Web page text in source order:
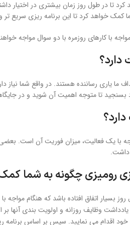
تا در طول روز زمان بیشتری در اختیار
کمک خواهد کرد تا این برنامه ریزی سریع
با کارهای روزمره با دو سوال مواجه
دارد؟
ما یاری رساننده هستند. در واقع شما نیاز
بسنجید تا متوجه اهمیت آن شوید و در
با یک فعالیت، میزان فوریت آن است. بعضی
داشت.
رومیزی چگونه به شما
روز بسیار اتفاق افتاده باشد که هنگام
یادداشت وظایف روزانه و اولویت بندی
اقدام می نمایید. سپس بر اساس برنامه